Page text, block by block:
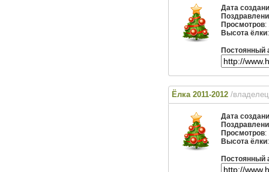
Дата
Просмотров:
Высота ёлки
Постоянный
Ёлка 2011-2012 /
Дата
Просмотров:
Высота ёлки
Постоянный